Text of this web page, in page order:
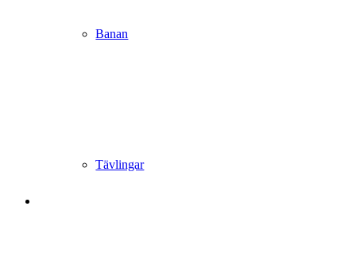
Banan
Tävlingar